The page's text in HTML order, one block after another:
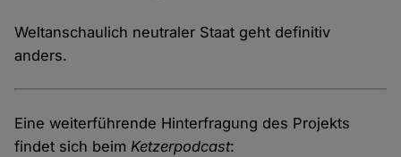
Weltanschaulich neutraler Staat geht definitiv
anders.
Eine weiterführende Hinterfragung des Projekts
findet sich beimKetzerpodcast: